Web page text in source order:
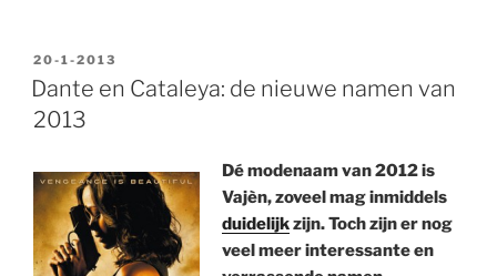
GEPLAATST
OP
20-1-2013
Dante en Cataleya: de nieuwe namen van
2013
Dé modenaam van 2012 is
Vajèn, zoveel mag inmiddels
duidelijkzijn. Toch zijn er nog
veel meer interessante en